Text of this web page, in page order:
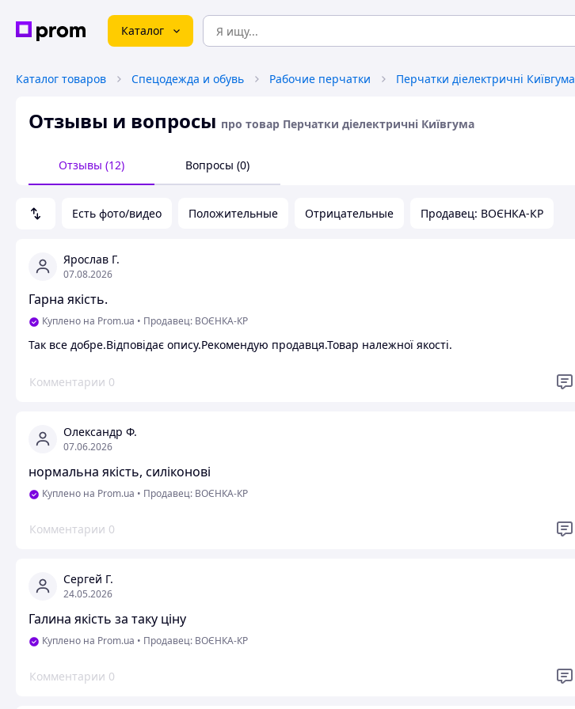
Каталог
Каталог товаров Спецодежда и обувь Рабочие перчатки Перчатки діелектричні Київгума
Отзывы и вопросы про товар Перчатки діелектричні Київгума
Отзывы (12) Вопросы (0)
Есть фото/видео Положительные Отрицательные Продавец: ВОЄНКА-КР
Ярослав Г.
07.08.2026
Гарна якість.
Куплено на Prom.ua • Продавец: ВОЄНКА-КР
Так все добре.Відповідає опису.Рекомендую продавця.Товар належної якості.
Комментарии 0
Олександр Ф.
07.06.2026
нормальна якість, силіконові
Куплено на Prom.ua • Продавец: ВОЄНКА-КР
Комментарии 0
Сергей Г.
24.05.2026
Галина якість за таку ціну
Куплено на Prom.ua • Продавец: ВОЄНКА-КР
Комментарии 0